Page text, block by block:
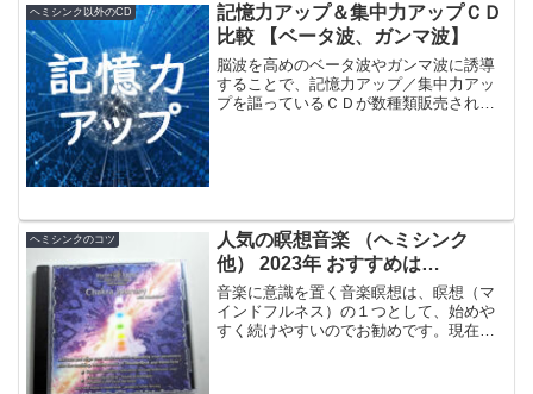
ヘミシンク以外のCD
記憶力アップ＆集中力アップＣＤ
比較 【ベータ波、ガンマ波】
脳波を高めのベータ波やガンマ波に誘導
することで、記憶力アップ／集中力アッ
プを謳っているＣＤが数種類販売されて
ヘミシンクのコツ
人気の瞑想音楽 （ヘミシンク
他） 2023年 おすすめは…
音楽に意識を置く音楽瞑想は、瞑想（マ
インドフルネス）の１つとして、始めや
すく続けやすいのでお勧めです。現在人